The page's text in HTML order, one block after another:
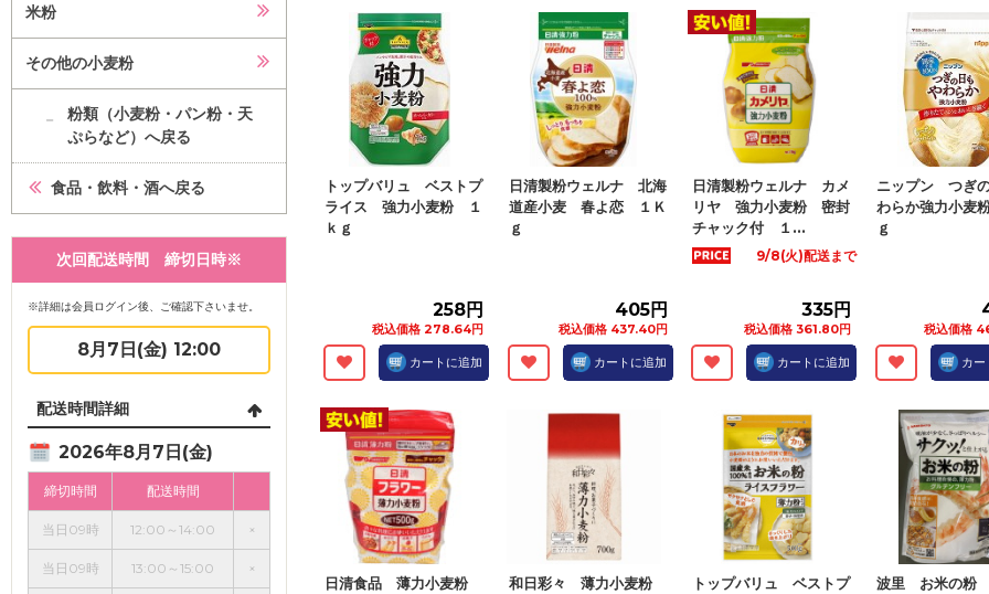
米粉
その他の小麦粉
粉類（小麦粉・パン粉・天
ぷらなど）へ戻る
食品・飲料・酒へ戻る
次回配送時間 締切日時※
※詳細は会員ログイン後、ご確認下さいませ。
8月7日(金) 12:00
配送時間詳細
2026年8月7日(金)
締切時間 配送時間
当日09時 12:00～14:00 ×
当日09時 13:00～15:00 ×
トップバリュ ベストプ
ライス 強力小麦粉 １
ｋｇ
258円
税込価格 278.64円
カートに追加
日清製粉ウェルナ 北海
道産小麦 春よ恋 １Ｋ
ｇ
405円
税込価格 437.40円
カートに追加
日清製粉ウェルナ カメ
リヤ 強力小麦粉 密封
チャック付 １...
9/8(火)配送まで
335円
税込価格 361.80円
カートに追加
ニップン つぎ
わらか強力小麦
ｇ
税込価格
カー
日清食品 薄力小麦粉
和日彩々 薄力小麦粉
トップバリュ ベストプ
波里 お米の粉